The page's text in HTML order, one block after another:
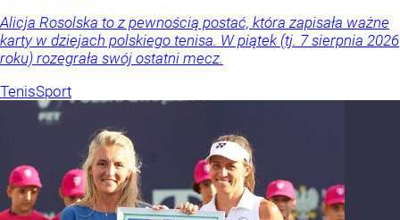
Alicja Rosolska to z pewnością postać, która zapisała ważne
karty w dziejach polskiego tenisa. W piątek (tj. 7 sierpnia 2026
roku) rozegrała swój ostatni mecz.
TenisSport